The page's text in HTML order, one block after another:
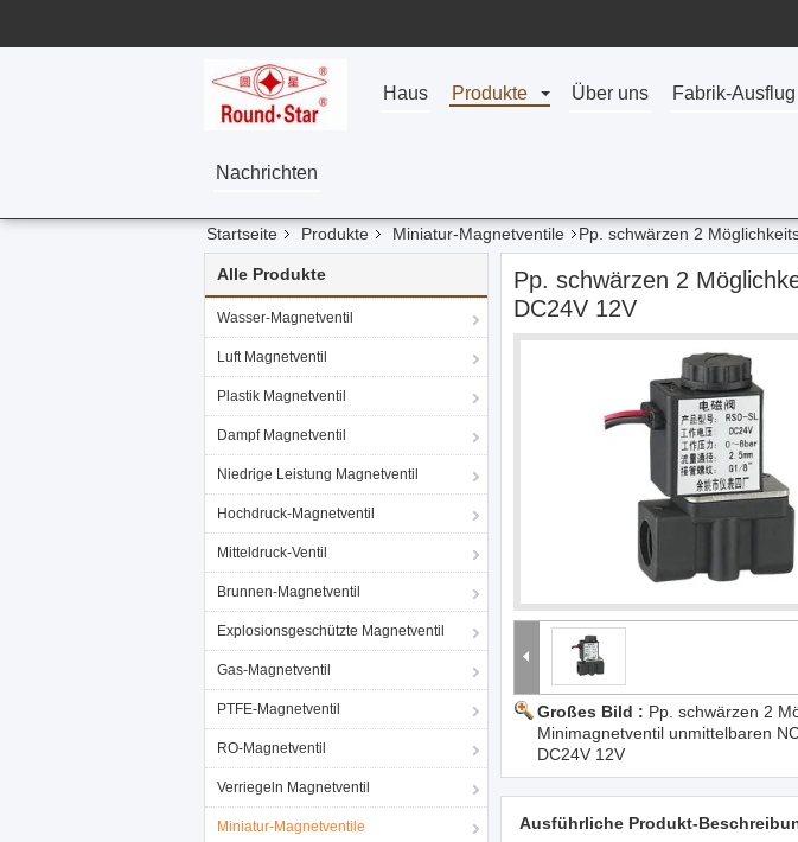
Haus Produkte Über uns Fabrik-Ausflug
Nachrichten
Startseite Produkte Miniatur-Magnetventile Pp. schwärzen 2
Alle Produkte
Wasser-Magnetventil
Luft Magnetventil
Plastik Magnetventil
Dampf Magnetventil
Niedrige Leistung Magnetventil
Hochdruck-Magnetventil
Mitteldruck-Ventil
Brunnen-Magnetventil
Explosionsgeschützte Magnetventil
Gas-Magnetventil
PTFE-Magnetventil
RO-Magnetventil
Verriegeln Magnetventil
Miniatur-Magnetventile
Pp. schwärzen 2
DC24V 12V
Großes Bild : Pp. schwärzen 2
Minimagnetventil unmittelbaren
DC24V 12V
Ausführliche Produkt-